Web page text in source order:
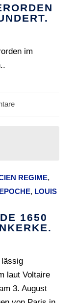
im
REGIME,
, LOUIS
1650
laut Voltaire
3. August